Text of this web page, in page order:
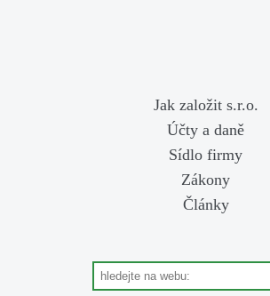
Jak založit s.r.o.
Účty a daně
Sídlo firmy
Zákony
Články